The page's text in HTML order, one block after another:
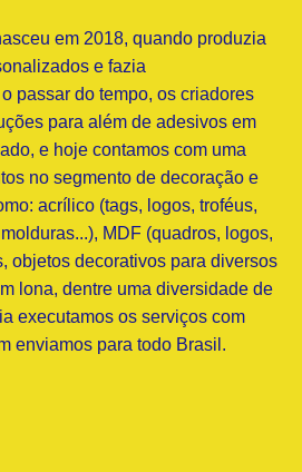
em 2018, quando produzia
e fazia
passar do tempo, os criadores
para além de adesivos em
e hoje contamos com uma
no segmento de decoração e
acrílico (tags, logos, troféus,
MDF (quadros, logos,
objetos decorativos para diversos
lona, dentre uma diversidade de
executamos os serviços com
enviamos para todo Brasil.